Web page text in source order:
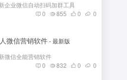
企业微信自动扫码加群工具
0
855 0 0
微信营销软件- 最新版
微信全能营销软件
0
832 0 0